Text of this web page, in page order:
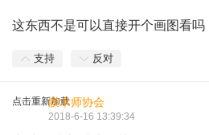
这东西不是可以直接开个画图看吗
支持 反对
点击重新加载膜术师协会
2018-6-16 13:39:34